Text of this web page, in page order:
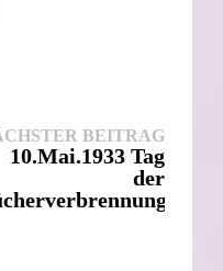
BEITRAG
10.Mai.1933 Tag
der